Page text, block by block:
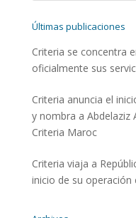
Últimas publicaciones
Criteria se concentra
oficialmente sus
Criteria anuncia el
y nombra a Abdelaziz
Criteria Maroc
Criteria viaja a
inicio de su operación